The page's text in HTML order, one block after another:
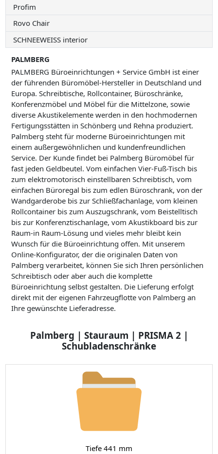
Profim
Rovo Chair
SCHNEEWEISS interior
PALMBERG
PALMBERG Büroeinrichtungen + Service GmbH ist einer
der führenden Büromöbel-Hersteller in Deutschland und
Europa. Schreibtische, Rollcontainer, Büroschränke,
Konferenzmöbel und Möbel für die Mittelzone, sowie
diverse Akustikelemente werden in den hochmodernen
Fertigungsstätten in Schönberg und Rehna produziert.
Palmberg steht für moderne Büroeinrichtungen mit
einem außergewöhnlichen und kundenfreundlichen
Service. Der Kunde findet bei Palmberg Büromöbel für
fast jeden Geldbeutel. Vom einfachen Vier-Fuß-Tisch bis
zum elektromotorisch einstellbaren Schreibtisch, vom
einfachen Büroregal bis zum edlen Büroschrank, von der
Wandgarderobe bis zur Schließfachanlage, vom kleinen
Rollcontainer bis zum Auszugschrank, vom Beistelltisch
bis zur Konferenztischanlage, vom Akustikboard bis zur
Raum-in Raum-Lösung und vieles mehr bleibt kein
Wunsch für die Büroeinrichtung offen. Mit unserem
Online-Konfigurator, der die originalen Daten von
Palmberg verarbeitet, können Sie sich Ihren persönlichen
Schreibtisch oder aber auch die komplette
Büroeinrichtung selbst gestalten. Die Lieferung erfolgt
direkt mit der eigenen Fahrzeugflotte von Palmberg an
Ihre gewünschte Lieferadresse.
Palmberg | Stauraum | PRISMA 2 |
Schubladenschränke
Tiefe 441 mm